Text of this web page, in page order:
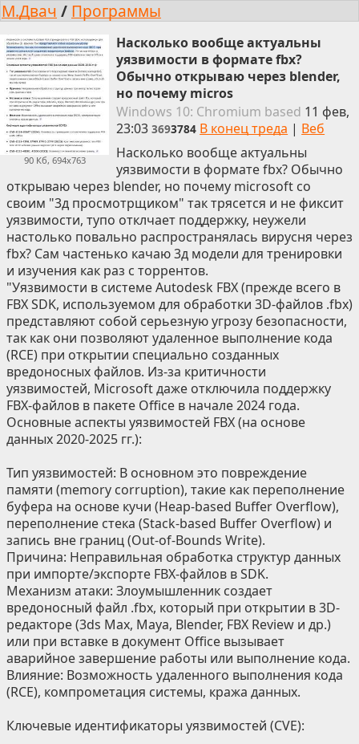
М.Двач / Программы
90 Кб, 694x763
Насколько вообще актуальны
уязвимости в формате fbx?
Обычно открываю через blender,
но почему micros
Windows 10: Chromium based 11 фев,
23:03 3693784 В конец треда | Веб
Насколько вообще актуальны
уязвимости в формате fbx? Обычно
открываю через blender, но почему microsoft со
своим "3д просмотрщиком" так трясется и не фиксит
уязвимости, тупо отклчает поддержку, неужели
настолько повально распространялась вирусня через
fbx? Сам частенько качаю 3д модели для тренировки
и изучения как раз с торрентов.
"Уязвимости в системе Autodesk FBX (прежде всего в
FBX SDK, используемом для обработки 3D-файлов .fbx)
представляют собой серьезную угрозу безопасности,
так как они позволяют удаленное выполнение кода
(RCE) при открытии специально созданных
вредоносных файлов. Из-за критичности
уязвимостей, Microsoft даже отключила поддержку
FBX-файлов в пакете Office в начале 2024 года.
Основные аспекты уязвимостей FBX (на основе
данных 2020-2025 гг.):
Тип уязвимостей: В основном это повреждение
памяти (memory corruption), такие как переполнение
буфера на основе кучи (Heap-based Buffer Overflow),
переполнение стека (Stack-based Buffer Overflow) и
запись вне границ (Out-of-Bounds Write).
Причина: Неправильная обработка структур данных
при импорте/экспорте FBX-файлов в SDK.
Механизм атаки: Злоумышленник создает
вредоносный файл .fbx, который при открытии в 3D-
редакторе (3ds Max, Maya, Blender, FBX Review и др.)
или при вставке в документ Office вызывает
аварийное завершение работы или выполнение кода.
Влияние: Возможность удаленного выполнения кода
(RCE), компрометация системы, кража данных.
Ключевые идентификаторы уязвимостей (CVE):